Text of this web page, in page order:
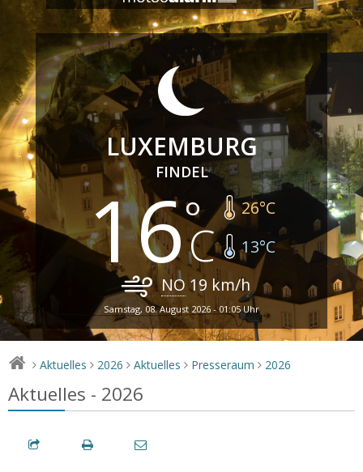
LUXEMBURG
FINDEL
16 26°C
13°C
NO 19 km/h
Samstag, 08. August 2026 - 01:05 Uhr
> Aktuelles > 2026 > Aktuelles > Presseraum > 2026
Aktuelles - 2026